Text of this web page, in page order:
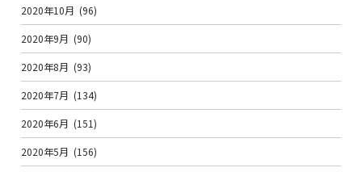
2020年10月 (96)
2020年9月 (90)
2020年8月 (93)
2020年7月 (134)
2020年6月 (151)
2020年5月 (156)